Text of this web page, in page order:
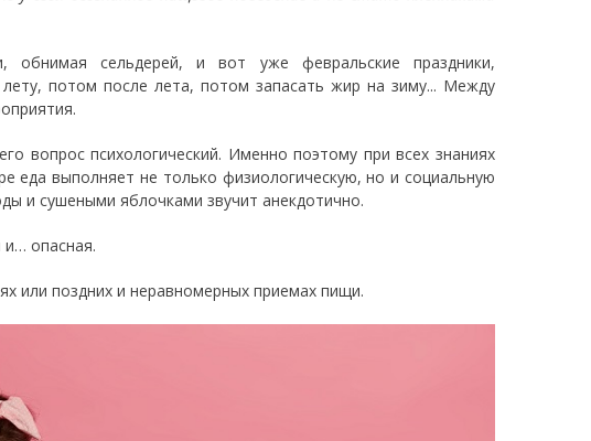
обнимая сельдерей, и вот уже февральские праздники,
потом после лета, потом запасать жир на зиму... Между
вопрос психологический. Именно поэтому при всех знаниях
еда выполняет не только физиологическую, но и социальную
и сушеными яблочками звучит анекдотично.
опасная.
или поздних и неравномерных приемах пищи.